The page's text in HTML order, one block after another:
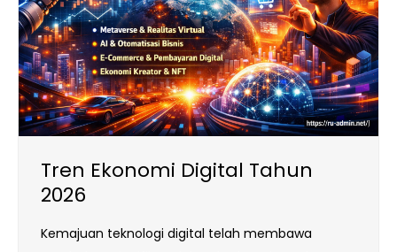
Tren Ekonomi Digital Tahun
2026
Kemajuan teknologi digital telah membawa